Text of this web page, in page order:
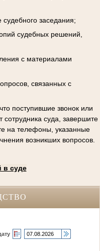
заседания;
судебных решений,
с материалами
связанных с
поступившие звонок или
сотрудника суда, завершите
на телефоны, указанные
возникших вопросов.
в суде